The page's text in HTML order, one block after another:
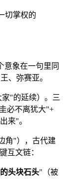
切掌权的
意象在一句里同
、弥赛亚。
"的延续）。三
必不离犹大"+
来"。
角"），古代建
互文链：
头块石头"（被